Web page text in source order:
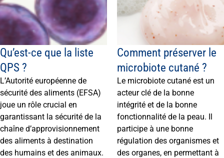
Qu’est-ce que la liste
QPS ?
L’Autorité européenne de
sécurité des aliments (EFSA)
joue un rôle crucial en
garantissant la sécurité de la
chaîne d’approvisionnement
des aliments à destination
des humains et des animaux.
Comment préserver le
microbiote cutané ?
Le microbiote cutané est un
acteur clé de la bonne
intégrité et de la bonne
fonctionnalité de la peau. Il
participe à une bonne
régulation des organismes et
des organes, en permettant à